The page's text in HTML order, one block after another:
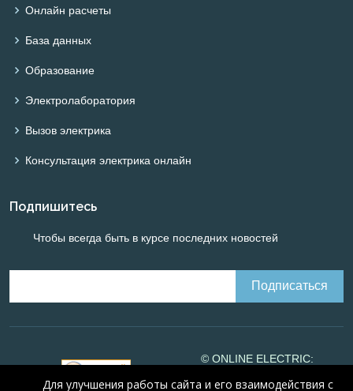
Онлайн расчеты
База данных
Образование
Электролаборатория
Вызов электрика
Консультация электрика онлайн
Подпишитесь
Чтобы всегда быть в курсе последних новостей
© ONLINE ELECTRIC:
Для улучшения работы сайта и его взаимодействия с